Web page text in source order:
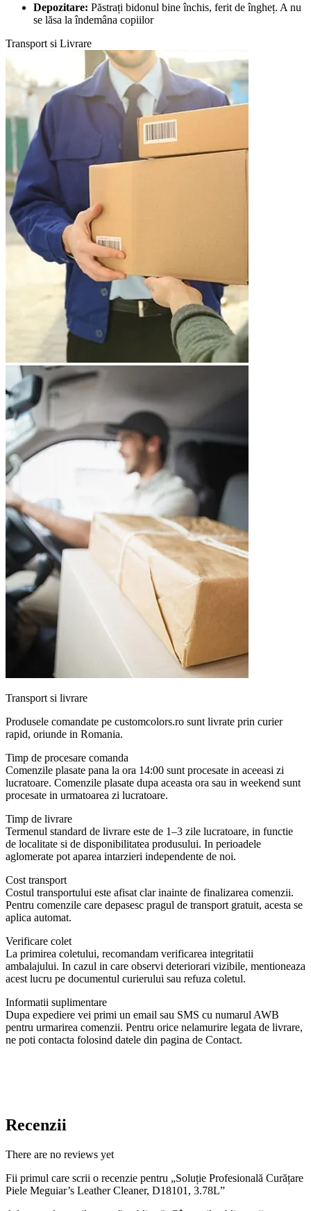
Depozitare: Păstrați bidonul bine închis, ferit de îngheț. A nu
se lăsa la îndemâna copiilor
Transport si Livrare
Transport si livrare
Produsele comandate pe customcolors.ro sunt livrate prin curier
rapid, oriunde in Romania.
Timp de procesare comanda
Comenzile plasate pana la ora 14:00 sunt procesate in aceeasi zi
lucratoare. Comenzile plasate dupa aceasta ora sau in weekend sunt
procesate in urmatoarea zi lucratoare.
Timp de livrare
Termenul standard de livrare este de 1–3 zile lucratoare, in functie
de localitate si de disponibilitatea produsului. In perioadele
aglomerate pot aparea intarzieri independente de noi.
Cost transport
Costul transportului este afisat clar inainte de finalizarea comenzii.
Pentru comenzile care depasesc pragul de transport gratuit, acesta se
aplica automat.
Verificare colet
La primirea coletului, recomandam verificarea integritatii
ambalajului. In cazul in care observi deteriorari vizibile, mentioneaza
acest lucru pe documentul curierului sau refuza coletul.
Informatii suplimentare
Dupa expediere vei primi un email sau SMS cu numarul AWB
pentru urmarirea comenzii. Pentru orice nelamurire legata de livrare,
ne poti contacta folosind datele din pagina de Contact.
Recenzii
There are no reviews yet
Fii primul care scrii o recenzie pentru „Soluție Profesională Curățare
Piele Meguiar’s Leather Cleaner, D18101, 3.78L”